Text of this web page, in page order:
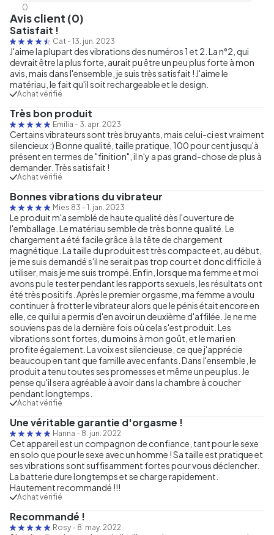
0
Avis client (0)
Satisfait !
Cat - 13. jun. 2023
J'aime la plupart des vibrations des numéros 1 et 2. La n°2, qui
devrait être la plus forte, aurait pu être un peu plus forte à mon
avis, mais dans l'ensemble, je suis très satisfait ! J'aime le
matériau, le fait qu'il soit rechargeable et le design.
Achat vérifié
Très bon produit
Emilia - 3. apr. 2023
Certains vibrateurs sont très bruyants, mais celui-ci est vraiment
silencieux :) Bonne qualité, taille pratique, 100 pour cent jusqu'à
présent en termes de "finition", il n'y a pas grand-chose de plus à
demander. Très satisfait !
Achat vérifié
Bonnes vibrations du vibrateur
Mies 83 - 1. jan. 2023
Le produit m'a semblé de haute qualité dès l'ouverture de
l'emballage. Le matériau semble de très bonne qualité. Le
chargement a été facile grâce à la tête de chargement
magnétique. La taille du produit est très compacte et, au début,
je me suis demandé s'il ne serait pas trop court et donc difficile à
utiliser, mais je me suis trompé. Enfin, lorsque ma femme et moi
avons pu le tester pendant les rapports sexuels, les résultats ont
été très positifs. Après le premier orgasme, ma femme a voulu
continuer à frotter le vibrateur alors que le pénis était encore en
elle, ce qui lui a permis d'en avoir un deuxième d'affilée. Je ne me
souviens pas de la dernière fois où cela s'est produit. Les
vibrations sont fortes, du moins à mon goût, et le mari en
profite également. La voix est silencieuse, ce que j'apprécie
beaucoup en tant que famille avec enfants. Dans l'ensemble, le
produit a tenu toutes ses promesses et même un peu plus. Je
pense qu'il sera agréable à avoir dans la chambre à coucher
pendant longtemps.
Achat vérifié
Une véritable garantie d'orgasme !
Hanna - 8. jun. 2022
Cet appareil est un compagnon de confiance, tant pour le sexe
en solo que pour le sexe avec un homme ! Sa taille est pratique et
ses vibrations sont suffisamment fortes pour vous déclencher.
La batterie dure longtemps et se charge rapidement.
Hautement recommandé !!!
Achat vérifié
Recommandé !
Rosy - 8. may. 2022